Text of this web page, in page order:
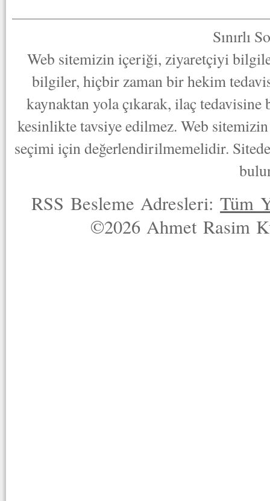
Sınırlı
Web sitemizin içeriği, ziyaretçiyi
bilgiler, hiçbir zaman bir hekim
kaynaktan yola çıkarak, ilaç
kesinlikte tavsiye edilmez. Web
seçimi için değerlendirilmemelidir.
RSS Besleme Adresleri:Tüm
©2026 Ahmet Rasim